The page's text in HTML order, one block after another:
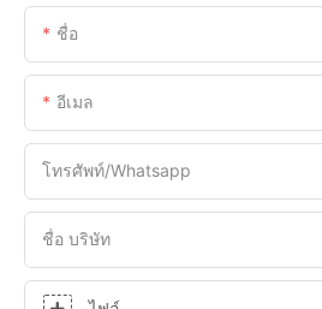
ชื่อ
อีเมล
โทรศัพท์/whatsapp
ชื่อ บริษัท